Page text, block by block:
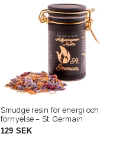
Smudge resin för lugn och
inre ro – Jesus
129 SEK